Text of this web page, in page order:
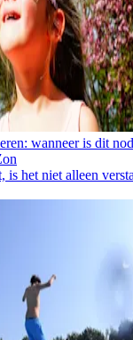
wanneer is dit
is het niet alleen